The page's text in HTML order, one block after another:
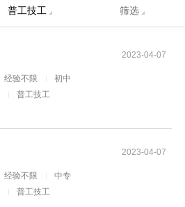
普工技工 筛选
2023-04-07
经验不限
初中
普工技工
2023-04-07
经验不限
中专
普工技工